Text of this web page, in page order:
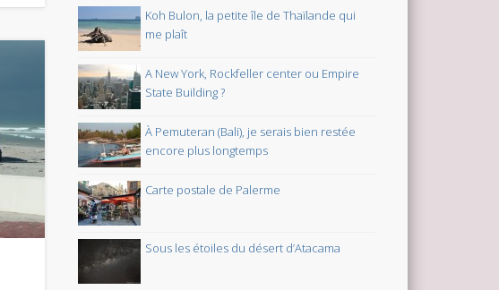
Koh Bulon, la petite île de Thaïlande qui
me plaît
A New York, Rockfeller center ou Empire
State Building ?
À Pemuteran (Bali), je serais bien restée
encore plus longtemps
Carte postale de Palerme
Sous les étoiles du désert d’Atacama